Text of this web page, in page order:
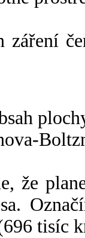
záření
že
tisíc